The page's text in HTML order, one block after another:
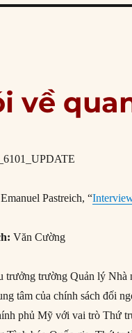
về
Emanuel Pastreich, “
Văn Cường
trưởng trường Quản lý Nhà
tâm của chính sách đối
phủ Mỹ với vai trò Thứ